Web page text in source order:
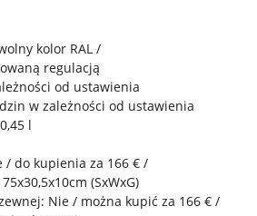
kolor RAL /
regulacją
od ustawienia
w zależności od ustawienia
l
/ do kupienia za 166 € /
(SxWxG)
Nie / można kupić za 166 € /